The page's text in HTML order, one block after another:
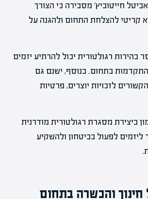
חייטוביץ' מסבירה כי הצורך
קריטי להצלחת התחום ולהגנה על
בהירות רגולטורית יכול להרתיע יזמים
התקדמות בתחום. בנוסף, ישנם גם
לזכויות יוצרים, פרטיות
ביצירת מסגרת רגולטורית מודרנית
לפעול בביטחון ולהשקיע
והכשרה בתחום